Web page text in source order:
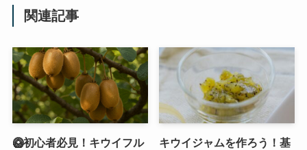
関連記事
🥝初心者必見！キウイフル
キウイジャムを作ろう！基